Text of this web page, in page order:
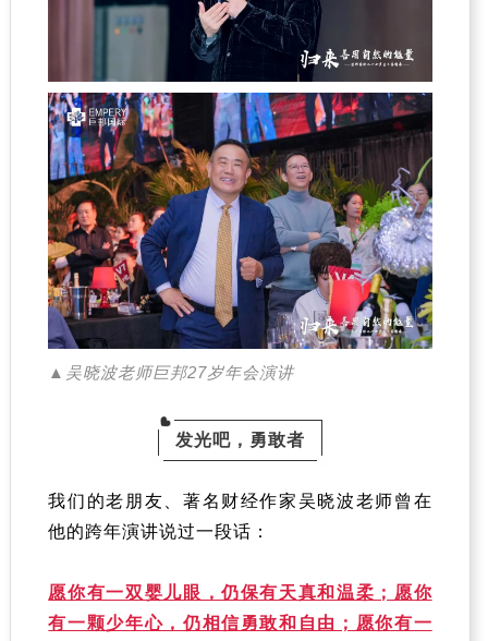
▲吴晓波老师巨邦27岁年会演讲
发光吧，勇敢者
我们的老朋友、著名财经作家吴晓波老师曾在
他的跨年演讲说过一段话：
愿你有一双婴儿眼，仍保有天真和温柔；愿你
有一颗少年心，仍相信勇敢和自由；愿你有一